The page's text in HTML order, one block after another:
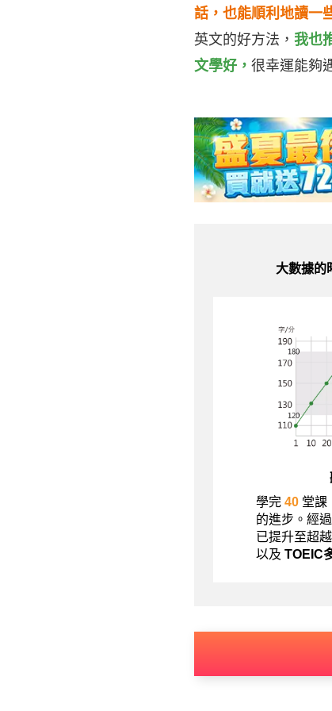
話，也能順利地讀一
英文的好方法， 我也
文學好， 很幸運能夠
大數據的
學完 40 堂課
的進步。經
已提升至超越
以及 TOEIC